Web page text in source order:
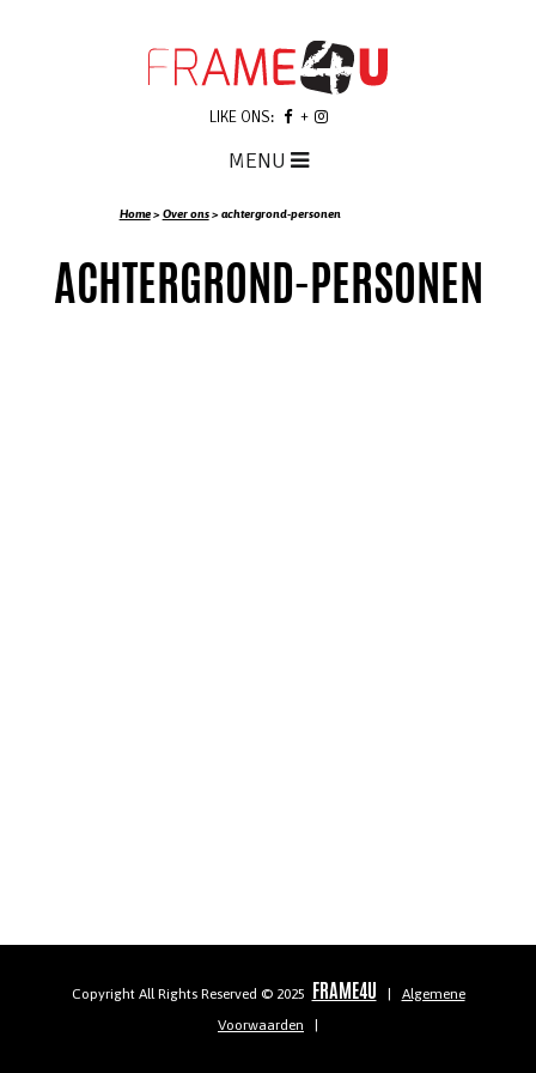
Home>Over ons>achtergrond-personen
LIKE ONS:
MENU
ACHTERGROND-PERSONEN
Copyright All Rights Reserved © 2025 FRAME4U
Algemene
Voorwaarden